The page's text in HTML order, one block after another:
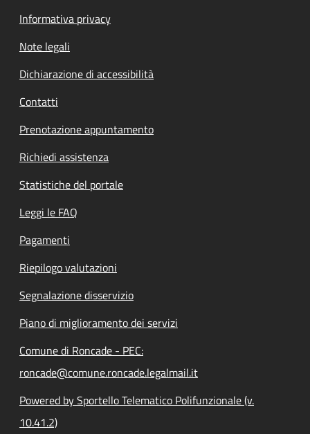
Informativa privacy
Note legali
Dichiarazione di accessibilità
Contatti
Prenotazione appuntamento
Richiedi assistenza
Statistiche del portale
Leggi le FAQ
Pagamenti
Riepilogo valutazioni
Segnalazione disservizio
Piano di miglioramento dei servizi
Comune di Roncade - PEC:
roncade@comune.roncade.legalmail.it
Powered by Sportello Telematico Polifunzionale (v.
10.41.2)